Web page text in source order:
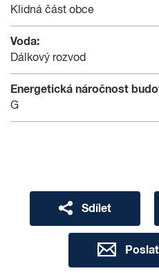
Klidná část obce
Voda:
Dálkový rozvod
Energetická náročnost
G
Sdílet